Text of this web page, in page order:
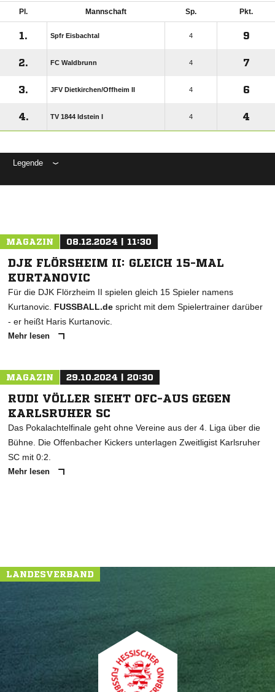
Pl. Mannschaft Sp. Pkt.
1. Spfr Eisbachtal 4 9
2. FC Waldbrunn 4 7
3. JFV Dietkirchen/​Offheim II 4 6
4. TV 1844 Idstein I 4 4
Legende
MAGAZIN 08.12.2024 | 11:30
DJK FLÖRSHEIM II: GLEICH 15-MAL
KURTANOVIC
Für die DJK Flörzheim II spielen gleich 15 Spieler namens
Kurtanovic. FUSSBALL.de spricht mit dem Spielertrainer darüber
- er heißt Haris Kurtanovic.
Mehr lesen
MAGAZIN 29.10.2024 | 20:30
RUDI VÖLLER SIEHT OFC-AUS GEGEN
KARLSRUHER SC
Das Pokalachtelfinale geht ohne Vereine aus der 4. Liga über die
Bühne. Die Offenbacher Kickers unterlagen Zweitligist Karlsruher
SC mit 0:2.
Mehr lesen
LANDESVERBAND